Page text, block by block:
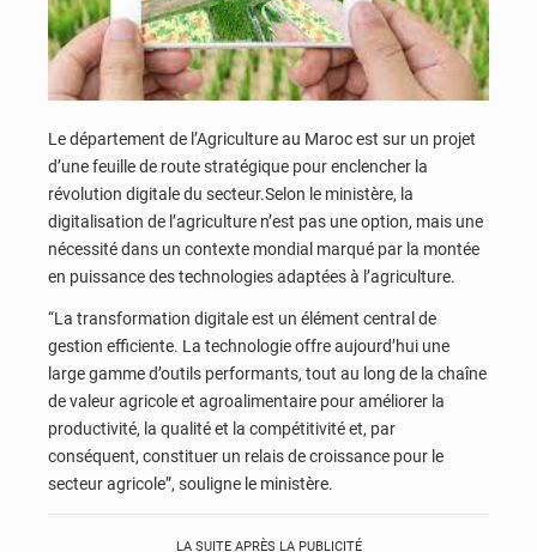
Le département de l’Agriculture au Maroc est sur un projet
d’une feuille de route stratégique pour enclencher la
révolution digitale du secteur.Selon le ministère, la
digitalisation de l’agriculture n’est pas une option, mais une
nécessité dans un contexte mondial marqué par la montée
en puissance des technologies adaptées à l’agriculture.
“La transformation digitale est un élément central de
gestion efficiente. La technologie offre aujourd’hui une
large gamme d’outils performants, tout au long de la chaîne
de valeur agricole et agroalimentaire pour améliorer la
productivité, la qualité et la compétitivité et, par
conséquent, constituer un relais de croissance pour le
secteur agricole”, souligne le ministère.
LA SUITE APRÈS LA PUBLICITÉ